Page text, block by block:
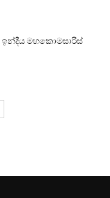
මහකොමසාරිස්